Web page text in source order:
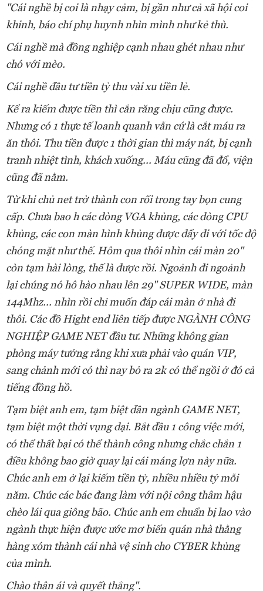
"Cái nghề bị coi là nhạy cảm, bị gần như cả xã hội coi
khinh, báo chí phụ huynh nhìn mình như kẻ thù.
Cái nghề mà đồng nghiệp cạnh nhau ghét nhau như
chó với mèo.
Cái nghề đầu tư tiền tỷ thu vài xu tiền lẻ.
Kể ra kiếm được tiền thì cắn răng chịu cũng được.
Nhưng có 1 thực tế loanh quanh vẫn cứ là cắt máu ra
ăn thôi. Thu tiền được 1 thời gian thì máy nát, bị cạnh
tranh nhiệt tình, khách xuống... Máu cũng đã đổ, viện
cũng đã nằm.
Từ khi chủ net trở thành con rối trong tay bọn cung
cấp. Chưa bao h các dòng VGA khủng, các dòng CPU
khủng, các con màn hình khủng được đẩy đi với tốc độ
chóng mặt như thế. Hôm qua thôi nhìn cái màn 20"
còn tạm hài lòng, thế là được rồi. Ngoảnh đi ngoảnh
lại chúng nó hô hào nhau lên 29" SUPER WIDE, màn
144Mhz... nhìn rồi chỉ muốn đáp cái màn ở nhà đi
thôi. Các đồ Hight end liên tiếp được NGÀNH CÔNG
NGHIỆP GAME NET đầu tư. Những không gian
phòng máy tưởng rằng khi xưa phải vào quán VIP,
sang chảnh mới có thì nay bỏ ra 2k có thể ngồi ở đó cả
tiếng đồng hồ.
Tạm biệt anh em, tạm biệt dần ngành GAME NET,
tạm biệt một thời vụng dại. Bắt đầu 1 công việc mới,
có thể thất bại có thể thành công nhưng chắc chắn 1
điều không bao giờ quay lại cái máng lợn này nữa.
Chúc anh em ở lại kiếm tiền tỷ, nhiều nhiều tỷ mỗi
năm. Chúc các bác đang làm với nội công thâm hậu
chèo lái qua giông bão. Chúc anh em chuẩn bị lao vào
ngành thực hiện được ước mơ biến quán nhà thằng
hàng xóm thành cái nhà vệ sinh cho CYBER khủng
của mình.
Chào thân ái và quyết thắng".